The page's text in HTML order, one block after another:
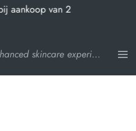
skincare experience
aankoop van 2